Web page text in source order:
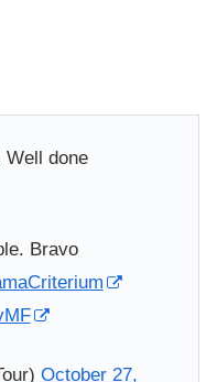
Well done
Bravo
October 27,